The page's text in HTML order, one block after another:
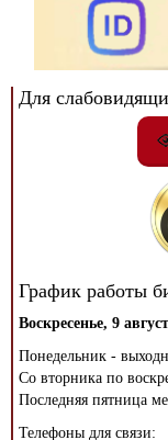
Для
График работы
Воскресенье, 9
Понедельник -
Со вторника по
Последняя пятница
Телефоны для связи: